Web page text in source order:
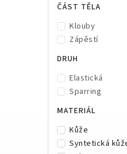
Černá/oranžová
Černá/šedá
Černá/zelená
Černá/zlatá
Černá/žlutá
Červená
Červená/modrá
Khaki
Modrá
Neonově
ČÁST TĚLA
Klouby
Zápěstí
DRUH
Elastická
Sparring
MATERIÁL
Kůže
Syntetická